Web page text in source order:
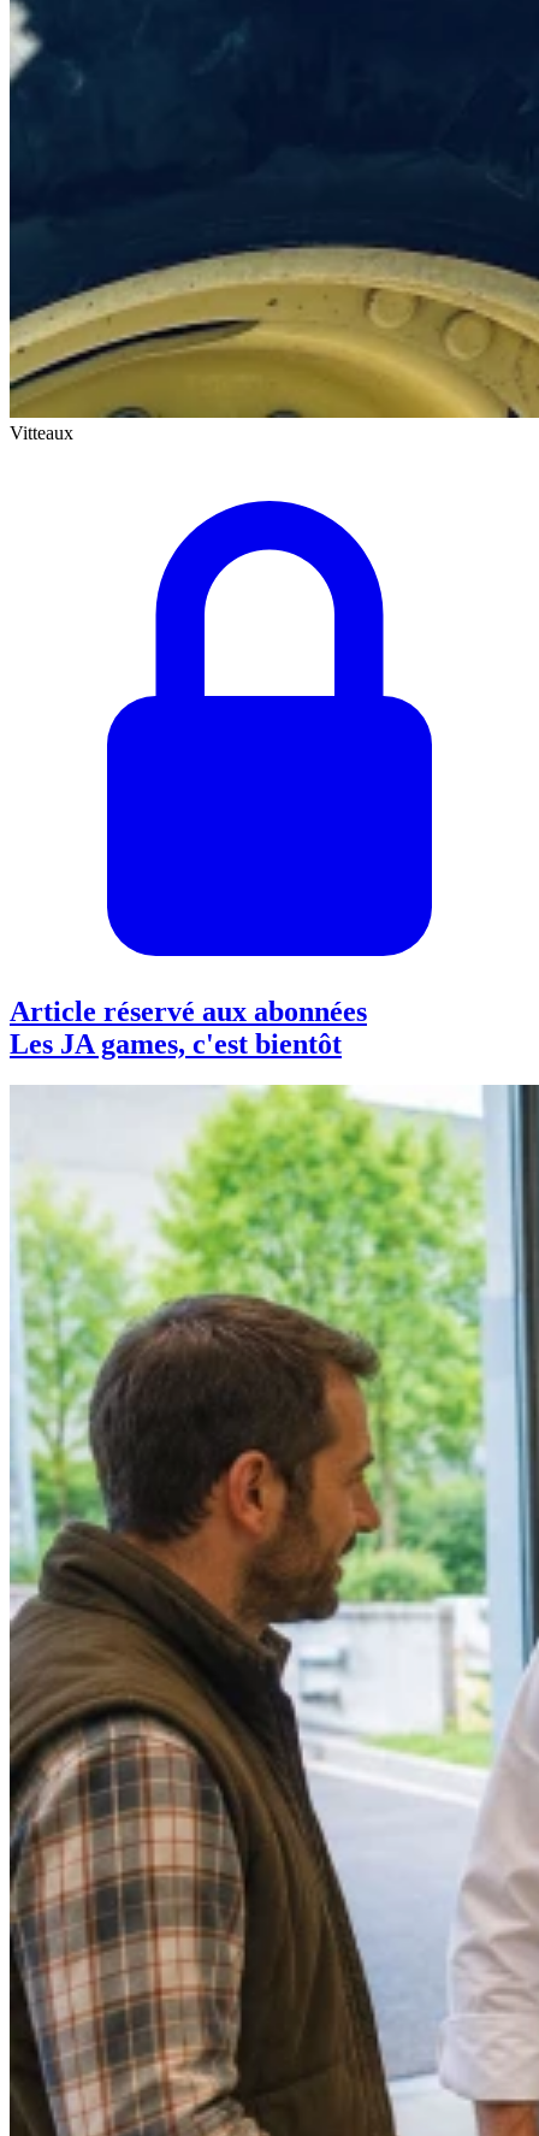
Vitteaux
Article réservé aux abonnées
Les JA games, c'est bientôt